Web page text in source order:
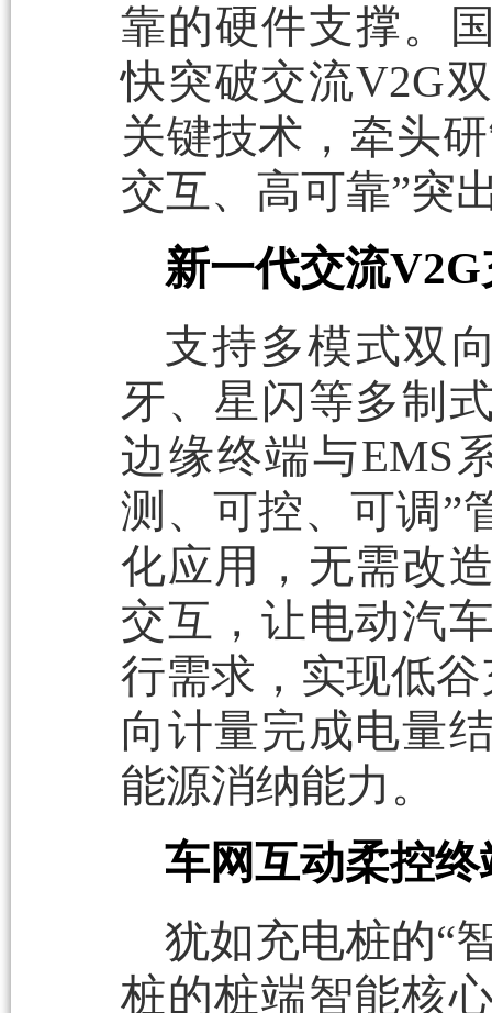
靠的硬件支撑。
快突破交流V2G
关键技术，牵头
交互、高可靠”突
新一代交流
支持多模式双
牙、星闪等多制
边缘终端与EMS
测、可控、可调”
化应用，无需改
交互，让电动汽
行需求，实现低
向计量完成电量
能源消纳能力。
车网互动柔控终
犹如充电桩的“
桩的桩端智能核